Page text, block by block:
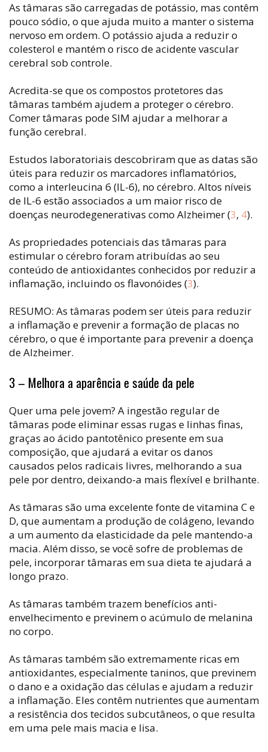
As tâmaras são carregadas de potássio, mas contêm
pouco sódio, o que ajuda muito a manter o sistema
nervoso em ordem. O potássio ajuda a reduzir o
colesterol e mantém o risco de acidente vascular
cerebral sob controle.
Acredita-se que os compostos protetores das
tâmaras também ajudem a proteger o cérebro.
Comer tâmaras pode SIM ajudar a melhorar a
função cerebral.
Estudos laboratoriais descobriram que as datas são
úteis para reduzir os marcadores inflamatórios,
como a interleucina 6 (IL-6), no cérebro. Altos níveis
de IL-6 estão associados a um maior risco de
doenças neurodegenerativas como Alzheimer (3, 4).
As propriedades potenciais das tâmaras para
estimular o cérebro foram atribuídas ao seu
conteúdo de antioxidantes conhecidos por reduzir a
inflamação, incluindo os flavonóides (3).
RESUMO: As tâmaras podem ser úteis para reduzir
a inflamação e prevenir a formação de placas no
cérebro, o que é importante para prevenir a doença
de Alzheimer.
3 – Melhora a aparência e saúde da pele
Quer uma pele jovem? A ingestão regular de
tâmaras pode eliminar essas rugas e linhas finas,
graças ao ácido pantotênico presente em sua
composição, que ajudará a evitar os danos
causados ​​pelos radicais livres, melhorando a sua
pele por dentro, deixando-a mais flexível e brilhante.
As tâmaras são uma excelente fonte de vitamina C e
D, que aumentam a produção de colágeno, levando
a um aumento da elasticidade da pele mantendo-a
macia. Além disso, se você sofre de problemas de
pele, incorporar tâmaras em sua dieta te ajudará a
longo prazo.
As tâmaras também trazem benefícios anti-
envelhecimento e previnem o acúmulo de melanina
no corpo.
As tâmaras também são extremamente ricas em
antioxidantes, especialmente taninos, que previnem
o dano e a oxidação das células e ajudam a reduzir
a inflamação. Eles contêm nutrientes que aumentam
a resistência dos tecidos subcutâneos, o que resulta
em uma pele mais macia e lisa.